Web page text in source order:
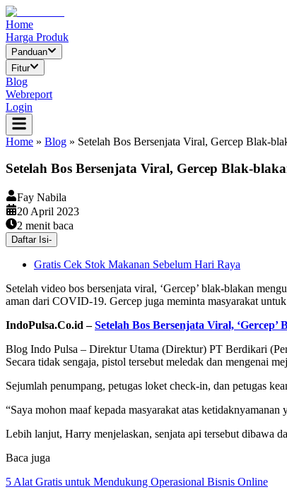
Home
Harga Produk
Panduan
Fitur
Blog
Webreport
Login
Home » Blog » Setelah Bos Bersenjata Viral, Gercep Blak-
Setelah Bos Bersenjata Viral, Gercep Blak-
Fay Nabila
20 April 2023
2 menit baca
Daftar Isi-
Gratis Cek Stok Makanan Sebelum Hari Raya
Setelah video bos bersenjata viral, ‘Gercep’ blak-blakan
aman dari COVID-19. Gercep juga meminta masyarakat
IndoPulsa.Co.id –Setelah Bos Bersenjata Viral,
Blog Indo Pulsa – Direktur Utama (Direktur) PT Berdikari
Secara tidak sengaja, pistol tersebut meledak dan mengenai
Sejumlah penumpang, petugas loket check-in, dan petugas
“Saya mohon maaf kepada masyarakat atas
Lebih lanjut, Harry menjelaskan, senjata api tersebut dibawa
Baca juga
5 Alat Gratis untuk Mendukung Operasional Bisnis Online